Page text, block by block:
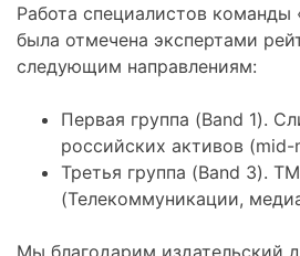
Работа специалистов команды
была отмечена экспертами
следующим направлениям:
Первая группа (Band 1).
российских активов (mid-
Третья группа (Band 3).
(Телекоммуникации,
Мы благодарим издательский